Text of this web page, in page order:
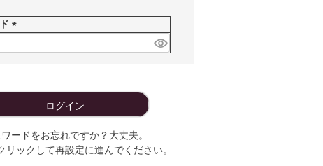
須
)
必
ログイン
ードをお忘れですか？大丈夫。
リックして再設定に進んでください。